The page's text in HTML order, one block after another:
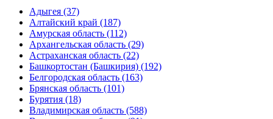
Адыгея (37)
Алтайский край (187)
Амурская область (112)
Архангельская область (29)
Астраханская область (22)
Башкортостан (Башкирия) (192)
Белгородская область (163)
Брянская область (101)
Бурятия (18)
Владимирская область (588)